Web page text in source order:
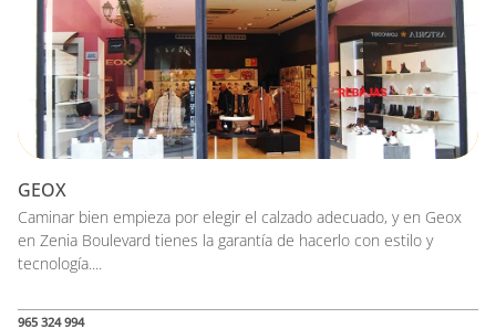
GEOX
Caminar bien empieza por elegir el calzado adecuado, y en Geox
en Zenia Boulevard tienes la garantía de hacerlo con estilo y
tecnología....
965 324 994